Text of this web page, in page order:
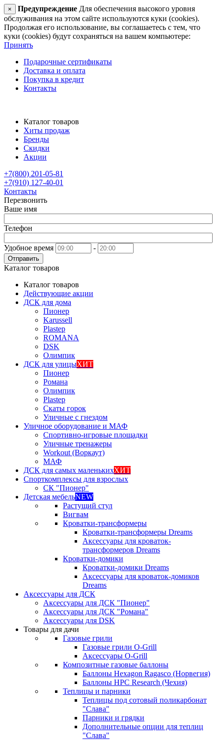
× Предупреждение Для обеспечения высокого уровня
обслуживания на этом сайте используются куки (cookies).
Продолжая его использование, вы соглашаетесь с тем, что
куки (cookies) будут сохраняться на вашем компьютере:
Принять
Подарочные сертификаты
Доставка и оплата
Покупка в кредит
Контакты
Каталог товаров
Хиты продаж
Бренды
Скидки
Акции
+7(800) 201-05-81
+7(910) 127-40-01
Контакты
Перезвонить
Ваше имя
Телефон
Удобное время -
Отправить
Каталог товаров
Каталог товаров
Действующие акции
ДСК для дома
Пионер
Karussell
Plastep
ROMANA
DSK
Олимпик
ДСК для улицыХИТ
Пионер
Романа
Олимпик
Plastep
Скаты горок
Уличные с гнездом
Уличное оборудование и МАФ
Спортивно-игровые площадки
Уличные тренажеры
Workout (Воркаут)
МАФ
ДСК для самых маленькихХИТ
Спорткомплексы для взрослых
СК "Пионер"
Детская мебельNEW
Растущий стул
Вигвам
Кроватки-трансформеры
Кроватки-трансформеры Dreams
Аксессуары для кроваток-
трансформеров Dreams
Кроватки-домики
Кроватки-домики Dreams
Аксессуары для кроваток-домиков
Dreams
Аксессуары для ДСК
Аксессуары для ДСК "Пионер"
Аксессуары для ДСК "Романа"
Аксессуары для DSK
Товары для дачи
Газовые грили
Газовые грили O-Grill
Аксессуары O-Grill
Композитные газовые баллоны
Баллоны Hexagon Ragasco (Норвегия)
Баллоны HPC Research (Чехия)
Теплицы и парники
Теплицы под сотовый поликарбонат
"Слава"
Парники и грядки
Дополнительные опции для теплиц
"Слава"